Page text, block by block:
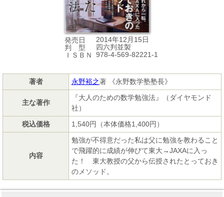
発売日
2014年12月15日
判 型
四六判並製
ＩＳＢＮ
978-4-569-82221-1
著者 永野裕之著 《永野数学塾塾長》
主な著作
『大人のための数学勉強法』（ダイヤモンド
社）
税込価格
1,540円（本体価格1,400円）
内容
勉強が不得意だった私は父に勉強を教わること
で飛躍的に成績が伸びて東大→JAXAに入っ
た！ 東大教授の父から伝授されたとっておき
のメソッド。